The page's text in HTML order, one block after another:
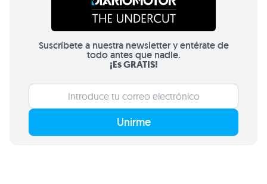
Suscríbete a nuestra newsletter y entérate de
todo antes que nadie.
¡Es GRATIS!
Unirme